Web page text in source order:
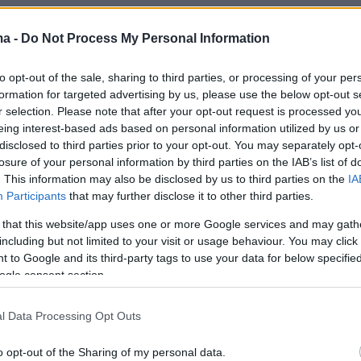
- Do Not Process My Personal Information
opt-out of the sale, sharing to third parties, or processing of your
for targeted advertising by us, please use the below opt-out
selection. Please note that after your opt-out request is processed
interest-based ads based on personal information utilized by us
to third parties prior to your opt-out. You may separately
of your personal information by third parties on the IAB’s list of
This information may also be disclosed by us to third parties on the
Participants that may further disclose it to other third parties.
that this website/app uses one or more Google services and may
but not limited to your visit or usage behaviour. You may
to Google and its third-party tags to use your data for below
consent section.
Data Processing Opt Outs
opt-out of the Sharing of my personal data.
εδώ και ένα χρόνο
τραπεζίτης Μπάο Φαν
έναν από τους πιο προβεβλημένους τραπεζίτες της
που πειλαμβάνει τους διαδικτυακούς
Alibaba και Baidu
5
150 άνθρωποι σε όλο τον
καθημερινά από
Suisse, σύμφωνα με
εφημερίδα